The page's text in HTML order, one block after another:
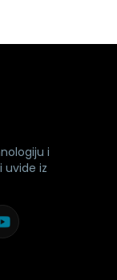
i
uvide iz